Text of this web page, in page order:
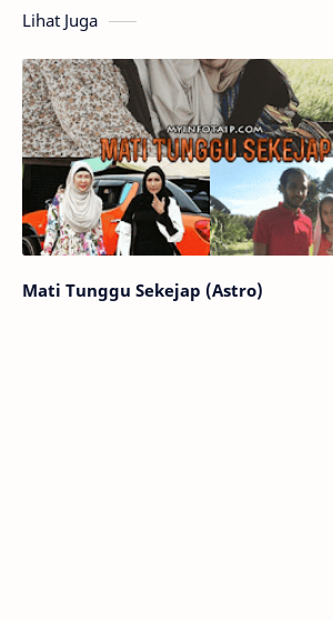
Lihat Juga
Mati Tunggu Sekejap (Astro)